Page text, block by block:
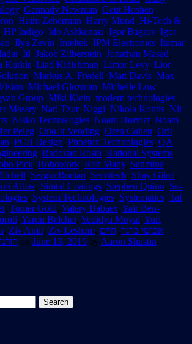
, Gennady Newman, Geut Hoshen,
, Haim Zeherman, Harry Mund, Hi-Tech &
, HP Indigo, Ido Ashkenazi, Igor Bagrov, Igor
, Ilya Zevin, Inteltek, IPM Electronics, Itamar
, Itl, Jakob Zilberstein, Jonathan Masad,
Kurkis, Liad Kidishman, Limor Levy, Lior
, Markus A. Fredell, Matt Davis, Max
, Michael Glozman, Michelle Low,
Group, Miki Klein, modern technologies,
Massry, Nari Tzur, Niggi, Nikola Kontis, Nir
, Nisko Technologies, Noam Horvizt, Noam
Peleg, Ono-It Vending, Oren Cohen, Orit
, PCB Design, Phoenix Technologies, QA
, Radovan Rosta, Rational Systems,
Pick, Robowork, Ron Many, Sanmina,
, Sergio Rocian, Servitech, Shay Gilad,
Albaz, Simtal Coatings, Stephen Quinn, Su-
, System Technologies, Systematics, Tal
, Tomer Gold, Valery Babaev, Yair Ben-
, Yaron Belcher, Yedidya Moyal, Yuri
, Ziv Amit, Ziv Leshem, אבישי ברגר, חיים
on June 13, 2019 by Aaron Shustin.